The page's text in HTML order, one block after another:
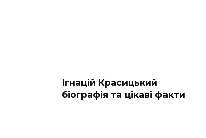
Ігнацій Красицький
біографія та цікаві факти